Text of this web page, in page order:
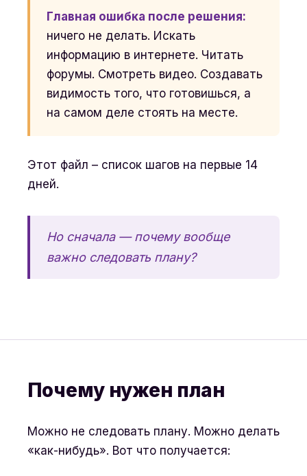
Главная ошибка после решения:
ничего не делать. Искать
информацию в интернете. Читать
форумы. Смотреть видео. Создавать
видимость того, что готовишься, а
на самом деле стоять на месте.
Этот файл – список шагов на первые 14
дней.
Но сначала — почему вообще
важно следовать плану?
Почему нужен план
Можно не следовать плану. Можно делать
«как-нибудь». Вот что получается: